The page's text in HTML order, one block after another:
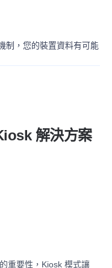
制，您的裝置資料有可能
解決方案
重要性，Kiosk 模式讓